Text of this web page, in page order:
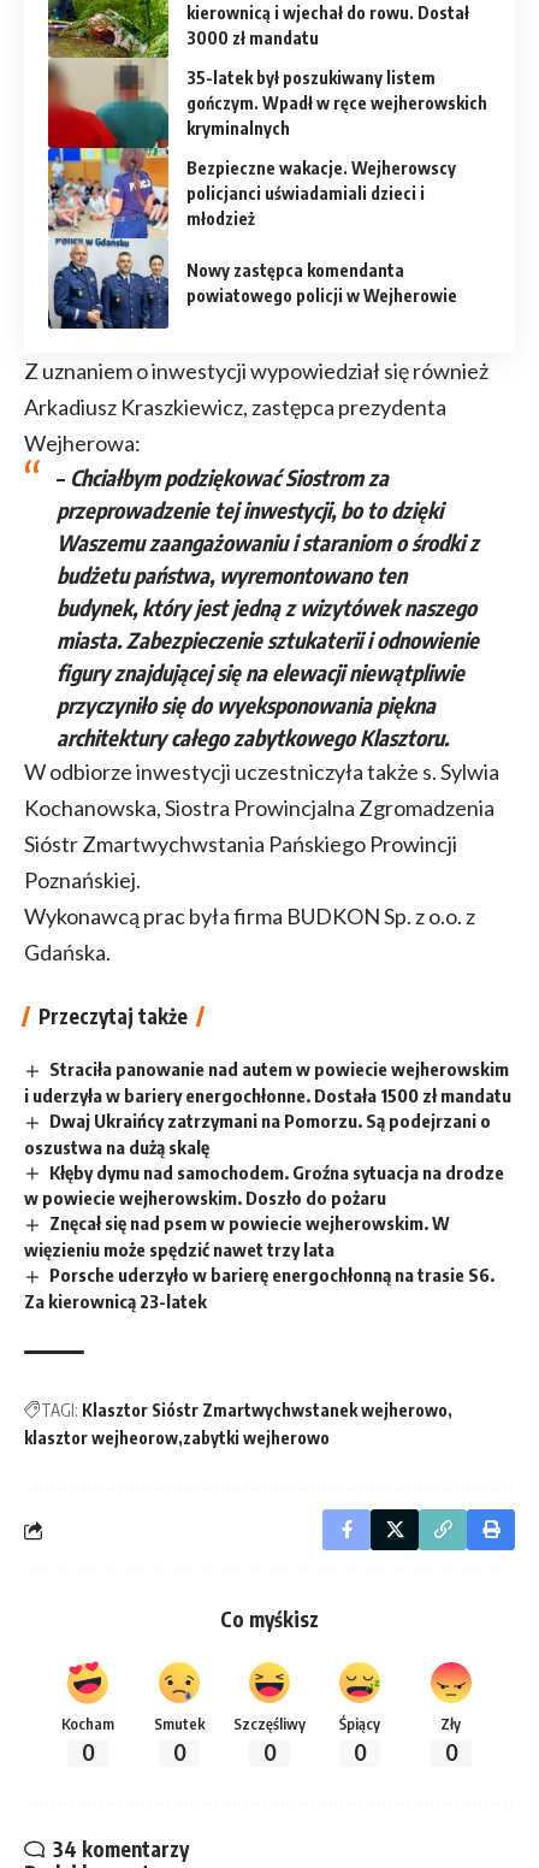
kierownicą i wjechał do rowu. Dostał
3000 zł mandatu
35-latek był poszukiwany listem
gończym. Wpadł w ręce wejherowskich
kryminalnych
Bezpieczne wakacje. Wejherowscy
policjanci uświadamiali dzieci i
młodzież
Nowy zastępca komendanta
powiatowego policji w Wejherowie
Z uznaniem o inwestycji wypowiedział się również
Arkadiusz Kraszkiewicz, zastępca prezydenta
Wejherowa:
– Chciałbym podziękować Siostrom za
przeprowadzenie tej inwestycji, bo to dzięki
Waszemu zaangażowaniu i staraniom o środki z
budżetu państwa, wyremontowano ten
budynek, który jest jedną z wizytówek naszego
miasta. Zabezpieczenie sztukaterii i odnowienie
figury znajdującej się na elewacji niewątpliwie
przyczyniło się do wyeksponowania piękna
architektury całego zabytkowego Klasztoru.
W odbiorze inwestycji uczestniczyła także s. Sylwia
Kochanowska, Siostra Prowincjalna Zgromadzenia
Sióstr Zmartwychwstania Pańskiego Prowincji
Poznańskiej.
Wykonawcą prac była firma BUDKON Sp. z o.o. z
Gdańska.
Przeczytaj także
Straciła panowanie nad autem w powiecie wejherowskim
i uderzyła w bariery energochłonne. Dostała 1500 zł mandatu
Dwaj Ukraińcy zatrzymani na Pomorzu. Są podejrzani o
oszustwa na dużą skalę
Kłęby dymu nad samochodem. Groźna sytuacja na drodze
w powiecie wejherowskim. Doszło do pożaru
Znęcał się nad psem w powiecie wejherowskim. W
więzieniu może spędzić nawet trzy lata
Porsche uderzyło w barierę energochłonną na trasie S6.
Za kierownicą 23-latek
TAGI: Klasztor Sióstr Zmartwychwstanek wejherowo
klasztor wejheorow zabytki wejherowo
Co myśkisz
Kocham
0
Smutek
0
Szczęśliwy
0
Śpiący
0
Zły
0
34 komentarzy